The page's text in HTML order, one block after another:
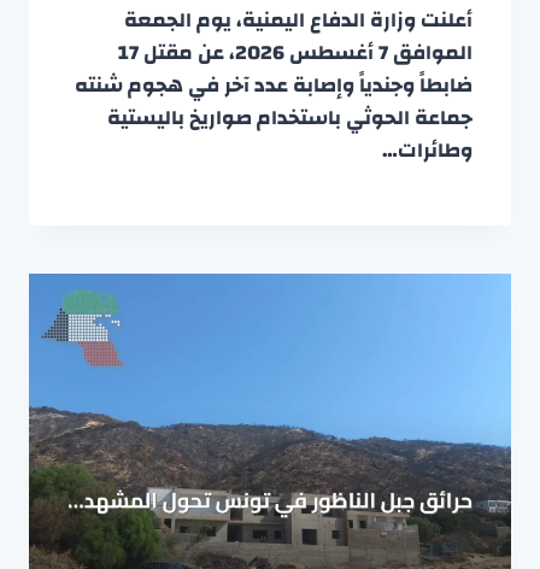
أعلنت وزارة الدفاع اليمنية، يوم الجمعة
الموافق 7 أغسطس 2026، عن مقتل 17
ضابطاً وجندياً وإصابة عدد آخر في هجوم شنته
جماعة الحوثي باستخدام صواريخ باليستية
وطائرات…